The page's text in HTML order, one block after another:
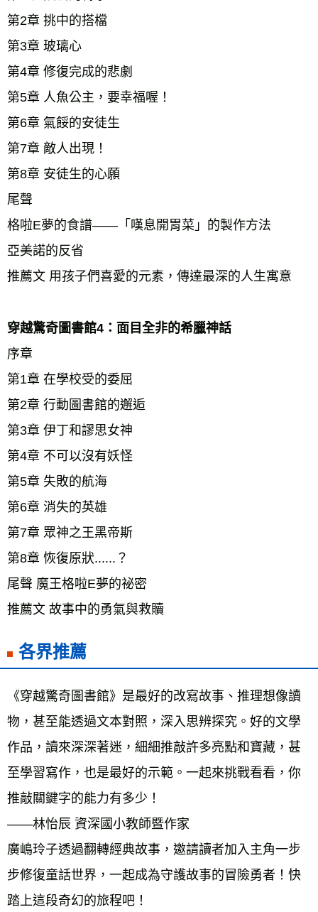
第2章 挑中的搭檔
第3章 玻璃心
第4章 修復完成的悲劇
第5章 人魚公主，要幸福喔！
第6章 氣餒的安徒生
第7章 敵人出現！
第8章 安徒生的心願
尾聲
格啦E夢的食譜——「嘆息開胃菜」的製作方法
亞美諾的反省
推薦文 用孩子們喜愛的元素，傳達最深的人生寓意
穿越驚奇圖書館4：面目全非的希臘神話
序章
第1章 在學校受的委屈
第2章 行動圖書館的邂逅
第3章 伊丁和謬思女神
第4章 不可以沒有妖怪
第5章 失敗的航海
第6章 消失的英雄
第7章 眾神之王黑帝斯
第8章 恢復原狀......？
尾聲 魔王格啦E夢的祕密
推薦文 故事中的勇氣與救贖
各界推薦
《穿越驚奇圖書館》是最好的改寫故事、推理想像讀
物，甚至能透過文本對照，深入思辨探究。好的文學
作品，讀來深深著迷，細細推敲許多亮點和寶藏，甚
至學習寫作，也是最好的示範。一起來挑戰看看，你
推敲關鍵字的能力有多少！
——林怡辰 資深國小教師暨作家
廣嶋玲子透過翻轉經典故事，邀請讀者加入主角一步
步修復童話世界，一起成為守護故事的冒險勇者！快
踏上這段奇幻的旅程吧！